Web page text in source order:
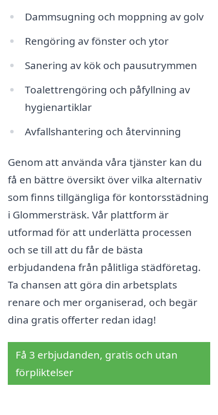
Dammsugning och moppning av golv
Rengöring av fönster och ytor
Sanering av kök och pausutrymmen
Toalettrengöring och påfyllning av
hygienartiklar
Avfallshantering och återvinning
Genom att använda våra tjänster kan du
få en bättre översikt över vilka alternativ
som finns tillgängliga för kontorsstädning
i Glommersträsk. Vår plattform är
utformad för att underlätta processen
och se till att du får de bästa
erbjudandena från pålitliga städföretag.
Ta chansen att göra din arbetsplats
renare och mer organiserad, och begär
dina gratis offerter redan idag!
Få 3 erbjudanden, gratis och utan
förpliktelser